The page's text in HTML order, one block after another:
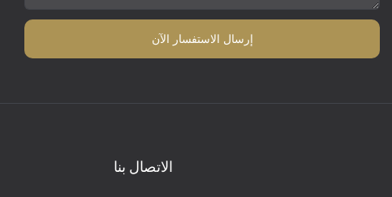
إرسال الاستفسار الآن
الاتصال بنا